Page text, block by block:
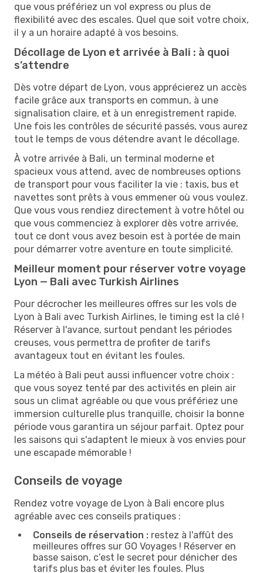
que vous préfériez un vol express ou plus de
flexibilité avec des escales. Quel que soit votre choix,
il y a un horaire adapté à vos besoins.
Décollage de Lyon et arrivée à Bali : à quoi
s’attendre
Dès votre départ de Lyon, vous apprécierez un accès
facile grâce aux transports en commun, à une
signalisation claire, et à un enregistrement rapide.
Une fois les contrôles de sécurité passés, vous aurez
tout le temps de vous détendre avant le décollage.
À votre arrivée à Bali, un terminal moderne et
spacieux vous attend, avec de nombreuses options
de transport pour vous faciliter la vie : taxis, bus et
navettes sont prêts à vous emmener où vous voulez.
Que vous vous rendiez directement à votre hôtel ou
que vous commenciez à explorer dès votre arrivée,
tout ce dont vous avez besoin est à portée de main
pour démarrer votre aventure en toute simplicité.
Meilleur moment pour réserver votre voyage
Lyon — Bali avec Turkish Airlines
Pour décrocher les meilleures offres sur les vols de
Lyon à Bali avec Turkish Airlines, le timing est la clé !
Réserver à l'avance, surtout pendant les périodes
creuses, vous permettra de profiter de tarifs
avantageux tout en évitant les foules.
La météo à Bali peut aussi influencer votre choix :
que vous soyez tenté par des activités en plein air
sous un climat agréable ou que vous préfériez une
immersion culturelle plus tranquille, choisir la bonne
période vous garantira un séjour parfait. Optez pour
les saisons qui s'adaptent le mieux à vos envies pour
une escapade mémorable !
Conseils de voyage
Rendez votre voyage de Lyon à Bali encore plus
agréable avec ces conseils pratiques :
Conseils de réservation : restez à l'affût des
meilleures offres sur GO Voyages ! Réserver en
basse saison, c’est le secret pour dénicher des
tarifs plus bas et éviter les foules. Plus